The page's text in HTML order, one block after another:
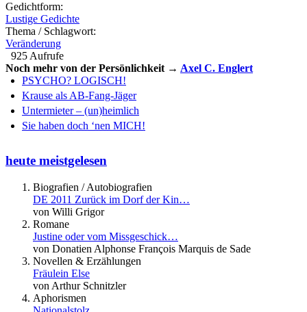
Gedichtform:
Lustige Gedichte
Thema / Schlagwort:
Veränderung
925 Aufrufe
Noch mehr von der Persönlichkeit → Axel C. Englert
PSYCHO? LOGISCH!
Krause als AB-Fang-Jäger
Untermieter – (un)heimlich
Sie haben doch ‘nen MICH!
heute meistgelesen
Biografien / Autobiografien
DE 2011 Zurück im Dorf der Kin…
von Willi Grigor
Romane
Justine oder vom Missgeschick…
von Donatien Alphonse François Marquis de Sade
Novellen & Erzählungen
Fräulein Else
von Arthur Schnitzler
Aphorismen